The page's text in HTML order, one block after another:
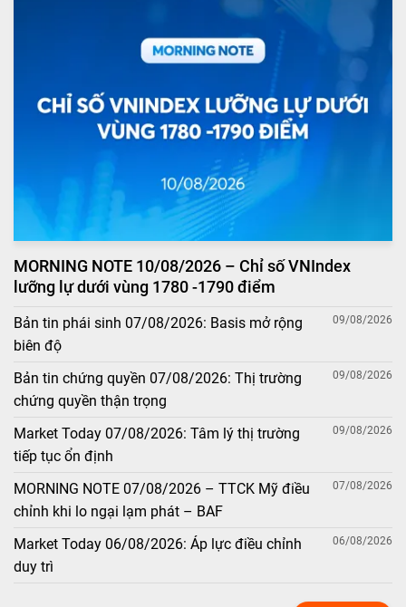
MORNING NOTE 10/08/2026 – Chỉ số VNIndex
lưỡng lự dưới vùng 1780 -1790 điểm
Bản tin phái sinh 07/08/2026: Basis mở rộng
biên độ
09/08/2026
Bản tin chứng quyền 07/08/2026: Thị trường
chứng quyền thận trọng
09/08/2026
Market Today 07/08/2026: Tâm lý thị trường
tiếp tục ổn định
09/08/2026
MORNING NOTE 07/08/2026 – TTCK Mỹ điều
chỉnh khi lo ngại lạm phát – BAF
07/08/2026
Market Today 06/08/2026: Áp lực điều chỉnh
duy trì
06/08/2026